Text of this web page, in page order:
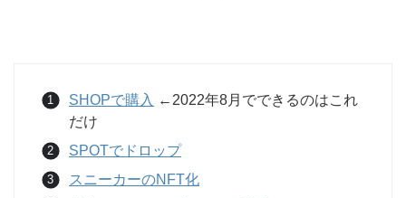
SHOPで購入 ←2022年8月でできるのはこれ
だけ
SPOTでドロップ
スニーカーのNFT化